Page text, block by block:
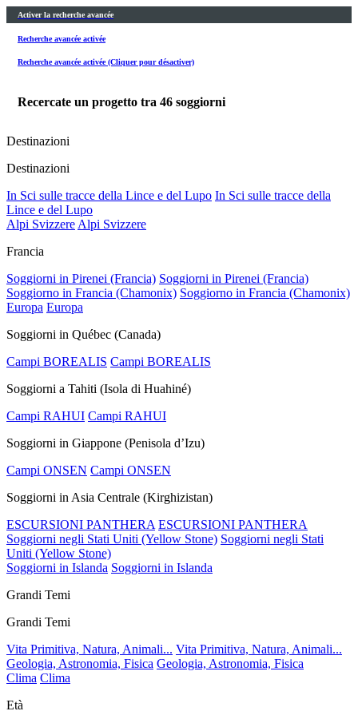
Activer la recherche avancée
Recherche avancée activée
Recherche avancée activée (Cliquer pour désactiver)
Recercate un progetto tra 46 soggiorni
Destinazioni
Destinazioni
In Sci sulle tracce della Lince e del Lupo In Sci sulle tracce della
Lince e del Lupo
Alpi SvizzereAlpi Svizzere
Francia
Soggiorni in Pirenei (Francia) Soggiorni in Pirenei (Francia)
Soggiorno in Francia (Chamonix) Soggiorno in Francia (Chamonix)
Europa Europa
Soggiorni in Québec (Canada)
Campi BOREALIS Campi BOREALIS
Soggiorni a Tahiti (Isola di Huahiné)
Campi RAHUI Campi RAHUI
Soggiorni in Giappone (Penisola d’Izu)
Campi ONSEN Campi ONSEN
Soggiorni in Asia Centrale (Kirghizistan)
ESCURSIONI PANTHERA ESCURSIONI PANTHERA
Soggiorni negli Stati Uniti (Yellow Stone) Soggiorni negli Stati
Uniti (Yellow Stone)
Soggiorni in Islanda Soggiorni in Islanda
Grandi Temi
Grandi Temi
Vita Primitiva, Natura, Animali... Vita Primitiva, Natura, Animali...
Geologia, Astronomia, Fisica Geologia, Astronomia, Fisica
Clima Clima
Età